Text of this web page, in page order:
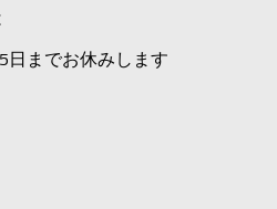
日までお休みします